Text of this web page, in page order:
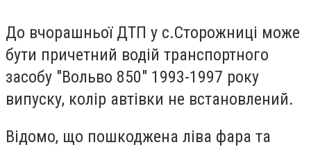
До вчорашньої ДТП у с.Сторожниці може
бути причетний водій транспортного
засобу "Вольво 850" 1993-1997 року
випуску, колір автівки не встановлений.
Відомо, що пошкоджена ліва фара та